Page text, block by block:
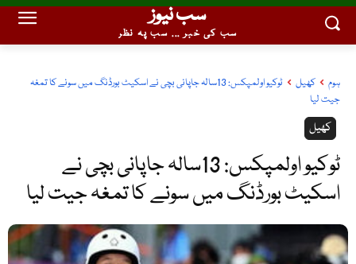
سب نیوز
سب کی خبر ... سب پہ نظر
ہوم کھیل
ٹوکیو اولمپکس: 13سالہ جاپانی بچی نے اسکیٹ بورڈنگ میں سونے کا تمغہ
جیت لیا
کھیل
ٹوکیو اولمپکس: 13سالہ جاپانی بچی نے
اسکیٹ بورڈنگ میں سونے کا تمغہ جیت لیا